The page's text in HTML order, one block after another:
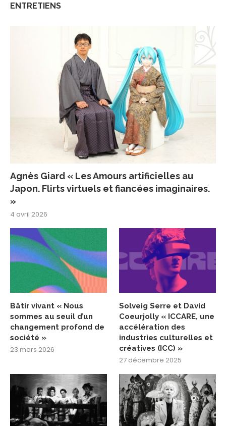
ENTRETIENS
Agnès Giard « Les Amours artificielles au
Japon. Flirts virtuels et fiancées imaginaires.
»
4 avril 2026
Bâtir vivant « Nous
sommes au seuil d’un
changement profond de
société »
23 mars 2026
Solveig Serre et David
Coeurjolly « ICCARE, une
accélération des
industries culturelles et
créatives (ICC) »
27 décembre 2025